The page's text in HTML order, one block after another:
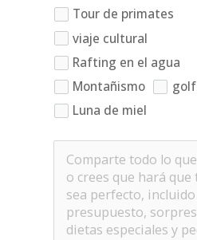
Tour de primates
viaje cultural
Rafting en el agua
Montañismo
golf
Luna de miel